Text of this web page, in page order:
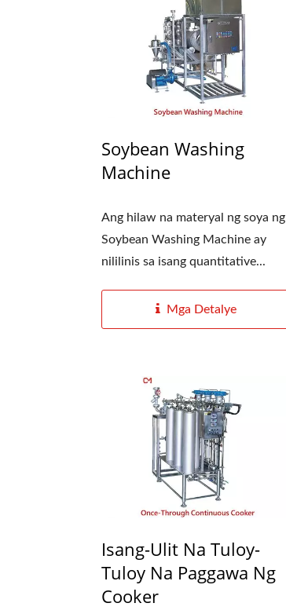
Soybean Washing
Machine
Ang hilaw na materyal ng soya ng
Soybean Washing Machine ay
nililinis sa isang quantitative...
Mga Detalye
Isang-Ulit Na Tuloy-
Tuloy Na Paggawa Ng
Cooker